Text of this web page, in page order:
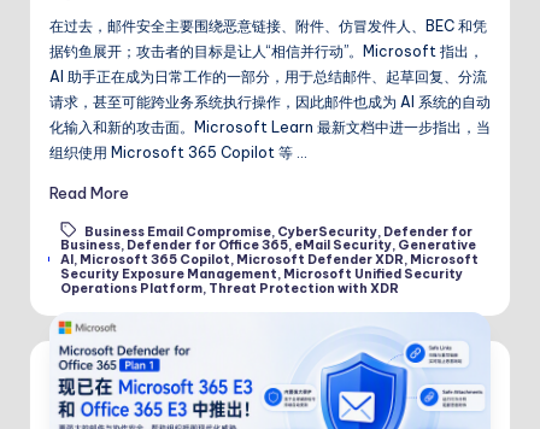
在过去，邮件安全主要围绕恶意链接、附件、仿冒发件人、BEC 和凭
据钓鱼展开；攻击者的目标是让人“相信并行动”。Microsoft 指出，
AI 助手正在成为日常工作的一部分，用于总结邮件、起草回复、分流
请求，甚至可能跨业务系统执行操作，因此邮件也成为 AI 系统的自动
化输入和新的攻击面。Microsoft Learn 最新文档中进一步指出，当
组织使用 Microsoft 365 Copilot 等 …
Read More
Tags:
Business Email Compromise CyberSecurity Defender for
Business, Defender for Office 365, eMail Security, Generative
AI , Microsoft 365 Copilot, Microsoft Defender XDR, Microsoft
Security Exposure Management, Microsoft Unified Security
Operations Platform, Threat Protection with XDR